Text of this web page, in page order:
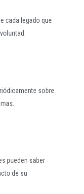
cada legado que
sobre
pueden saber
de su